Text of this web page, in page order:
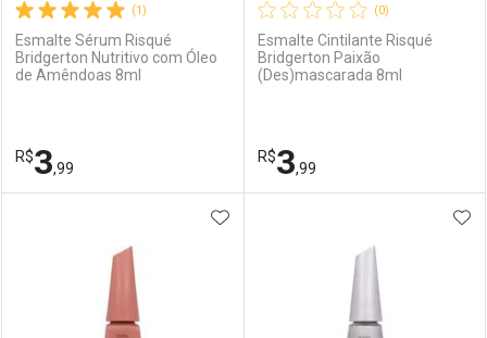
(1)
Esmalte Sérum Risqué
Bridgerton Nutritivo com Óleo
de Amêndoas 8ml
R$3,99
Laboratório
Por Menos
(0)
Esmalte Cintilante Risqué
Bridgerton Paixão
(Des)mascarada 8ml
R$3,99
Laboratório
Por Menos
ADICIONAR AOS FAVORITOS